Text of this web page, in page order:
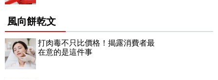
風向餅乾文
打肉毒不只比價格！揭露消費者最
在意的是這件事